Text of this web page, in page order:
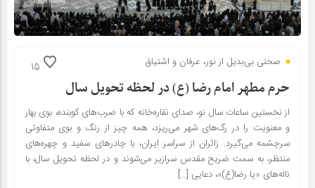
15 صحنی بی‌بدیل از نور، عرفان و اشتیاق
حرم مطهر امام رضا (ع) در لحظه تحویل سال
از نخستین ساعات سال نو، صدای نقاره‌خانه که با ضرب‌های کوبنده، بوی بهار
و معنویت را در رگ‌های شهر می‌ریزد، همه چیز از رنگ و بوی متفاوتی
سرچشمه می‌گیرد. زائران از سراسر ایران، با چادرهای سفید و چهره‌های
منتظر، به سمت ضریح مقدس سرازیر می‌شوند و در لحظه تحویل سال، با
ناله‌های «یا رضا(ع)»، دعایی […]